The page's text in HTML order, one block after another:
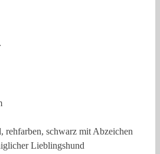
rehfarben, schwarz mit Abzeichen
Lieblingshund